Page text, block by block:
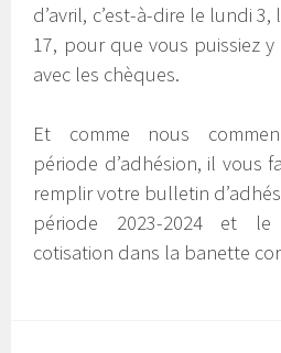
d’avril, c’est-à-dire le lundi 3,
17, pour que vous puissiez
avec les chèques.
Et comme nous
période d’adhésion, il vous
remplir votre bulletin
période 2023-2024 et
cotisation dans la banette